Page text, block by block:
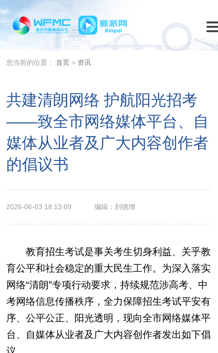
您当前的位置：首页 > 资讯
共建清朗网络 护航阳光招考
——致全市网络媒体平台、自
媒体从业者及广大内容创作者
的倡议书
2026-06-03 18:13:09 编辑：刘德增
教育招生考试是事关考生切身利益、关乎教
育公平和社会稳定的重大民生工作。为深入落实
网络“清朗”专项行动要求，持续规范涉高考、中
考网络信息传播秩序，全力保障招生考试平安有
序、公平公正、阳光透明，现向全市网络媒体平
台、自媒体从业者及广大内容创作者发出如下倡